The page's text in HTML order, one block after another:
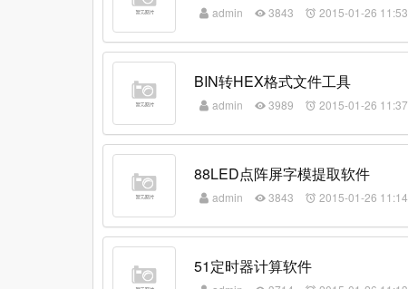
admin 3843 2015-01-26 11:53
BIN转HEX格式文件工具
admin 3989 2015-01-26 11:37
88LED点阵屏字模提取软件
admin 3843 2015-01-26 11:14
51定时器计算软件